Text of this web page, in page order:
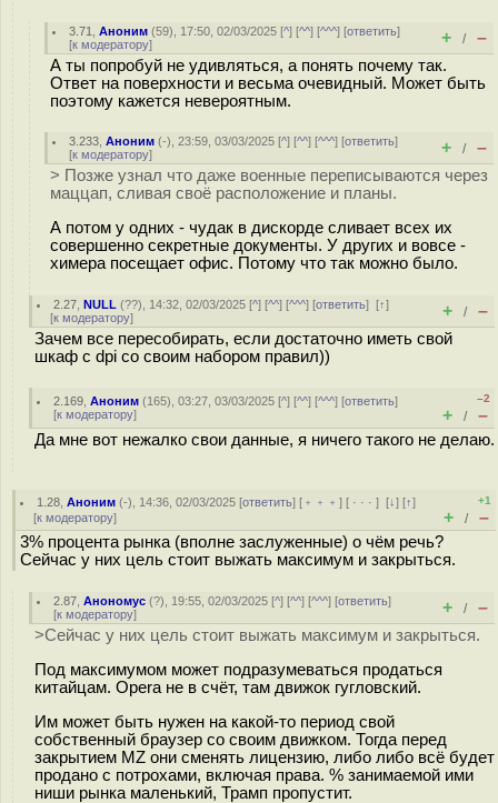
3.71 ,Аноним (59), 17:50, 02/03/2025 [^] [^^] [^^^] [ответить]
[к модератору] + / –
А ты попробуй не удивляться, а понять почему так.
Ответ на поверхности и весьма очевидный. Может быть
поэтому кажется невероятным.
3.233 ,Аноним (-), 23:59, 03/03/2025 [^] [^^] [^^^] [ответить]
[к модератору] + / –
> Позже узнал что даже военные переписываются через
маццап, сливая своё расположение и планы.
А потом у одних - чудак в дискорде сливает всех их
совершенно секретные документы. У других и вовсе -
химера посещает офис. Потому что так можно было.
2.27 ,NULL (??), 14:32, 02/03/2025 [^] [^^] [^^^] [ответить][↑]
[к модератору] + / –
Зачем все пересобирать, если достаточно иметь свой
шкаф с dpi со своим набором правил))
2.169 ,Аноним (165), 03:27, 03/03/2025 [^] [^^] [^^^] [ответить]
[к модератору]
–2
+ / –
Да мне вот нежалко свои данные, я ничего такого не делаю.
1.28 ,Аноним (-), 14:36, 02/03/2025 [ответить] [ ﹢﹢﹢] [ · · ·][↓] [↑]
[к модератору]
+1
+ / –
3% процента рынка (вполне заслуженные) о чём речь?
Сейчас у них цель стоит выжать максимум и закрыться.
2.87 ,Анономус (?), 19:55, 02/03/2025 [^] [^^] [^^^] [ответить]
[к модератору] + / –
>Сейчас у них цель стоит выжать максимум и закрыться.
Под максимумом может подразумеваться продаться
китайцам. Opera не в счёт, там движок гугловский.
Им может быть нужен на какой-то период свой
собственный браузер со своим движком. Тогда перед
закрытием MZ они сменять лицензию, либо либо всё будет
продано с потрохами, включая права. % занимаемой ими
ниши рынка маленький, Трамп пропустит.